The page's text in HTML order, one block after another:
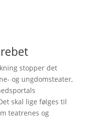
stopper det
og ungdomsteater,
skal lige følges til
teatrenes og